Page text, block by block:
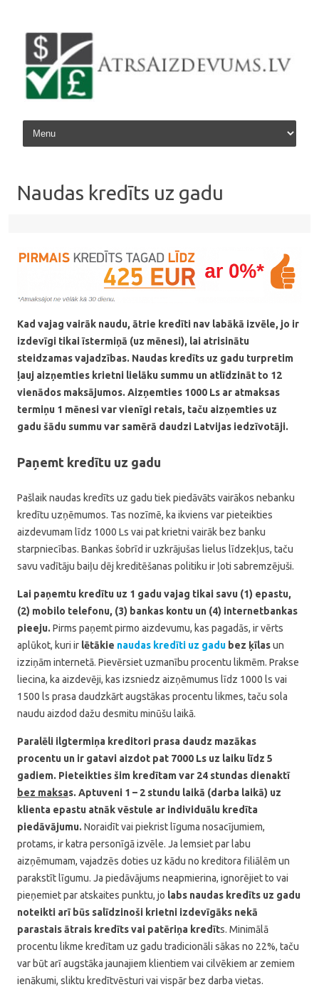
Skip to content
Naudas kredīts uz gadu
Kad vajag vairāk naudu, ātrie kredīti nav labākā izvēle, jo ir
izdevīgi tikai īstermiņā (uz mēnesi), lai atrisinātu
steidzamas vajadzības. Naudas kredīts uz gadu turpretim
ļauj aizņemties krietni lielāku summu un atlīdzināt to 12
vienādos maksājumos. Aizņemties 1000 Ls ar atmaksas
termiņu 1 mēnesi var vienīgi retais, taču aizņemties uz
gadu šādu summu var samērā daudzi Latvijas iedzīvotāji.
Paņemt kredītu uz gadu
Pašlaik naudas kredīts uz gadu tiek piedāvāts vairākos nebanku
kredītu uzņēmumos. Tas nozīmē, ka ikviens var pieteikties
aizdevumam līdz 1000 Ls vai pat krietni vairāk bez banku
starpniecības. Bankas šobrīd ir uzkrājušas lielus līdzekļus, taču
savu vadītāju baiļu dēj kreditēšanas politiku ir ļoti sabremzējuši.
Lai paņemtu kredītu uz 1 gadu vajag tikai savu (1) epastu,
(2) mobilo telefonu, (3) bankas kontu un (4) internetbankas
pieeju. Pirms paņemt pirmo aizdevumu, kas pagadās, ir vērts
aplūkot, kuri ir lētākie naudas kredīti uz gadu bez ķīlasun
izziņām internetā. Pievērsiet uzmanību procentu likmēm. Prakse
liecina, ka aizdevēji, kas izsniedz aizņēmumus līdz 1000 ls vai
1500 ls prasa daudzkārt augstākas procentu likmes, taču sola
naudu aizdod dažu desmitu minūšu laikā.
Paralēli ilgtermiņa kreditori prasa daudz mazākas
procentu un ir gatavi aizdot pat 7000 Ls uz laiku līdz 5
gadiem. Pieteikties šim kredītam var 24 stundas dienaktī
bez maksas. Aptuveni 1 – 2 stundu laikā (darba laikā) uz
klienta epastu atnāk vēstule ar individuālu kredīta
piedāvājumu. Noraidīt vai piekrist līguma nosacījumiem,
protams, ir katra personīgā izvēle. Ja lemsiet par labu
aizņēmumam, vajadzēs doties uz kādu no kreditora filiālēm un
parakstīt līgumu. Ja piedāvājums neapmierina, ignorējiet to vai
pieņemiet par atskaites punktu, jo labs naudas kredīts uz gadu
noteikti arī būs salīdzinoši krietni izdevīgāks nekā
parastais ātrais kredīts vai patēriņa kredīts. Minimālā
procentu likme kredītam uz gadu tradicionāli sākas no 22%, taču
var būt arī augstāka jaunajiem klientiem vai cilvēkiem ar zemiem
ienākumi, sliktu kredītvēsturi vai vispār bez darba vietas.